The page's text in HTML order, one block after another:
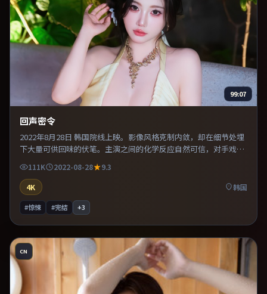
99:07
回声密令
2022年8月28日 韩国院线上映。影像风格克制内敛，却在细节处埋
下大量可供回味的伏笔。主演之间的化学反应自然可信，对手戏张
力贯穿全片。适合喜欢现实主义题材的观众，情绪后劲较足。
111K 2022-08-28
9.3
4K
韩国
#惊悚 #完结 +3
CN